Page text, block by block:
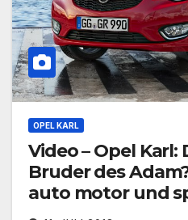
OPEL KARL
Video – Opel Karl:
Bruder des
auto motor und